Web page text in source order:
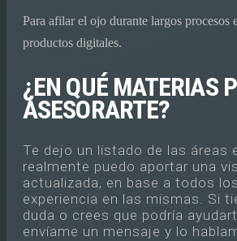
Para afilar el ojo durante largos procesos
productos digitales.
¿EN QUÉ MATERIAS
ASESORARTE?
Te dejo un listado de las áreas
realmente puedo aportar una
actualizada, en base a todos
experiencia en las mismas. Si
duda o crees que podría
envíame un mensaje y lo